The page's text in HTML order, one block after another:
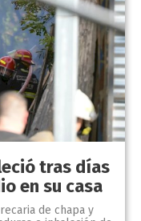
tras días
en su casa
de chapa y